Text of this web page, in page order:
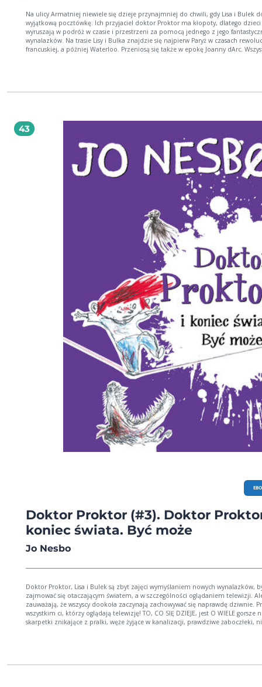
Na ulicy Armatniej niewiele się dzieje przynajmniej do chwili, gdy Lisa i Bulek dostają
wyjątkową pocztówkę. Ich przyjaciel doktor Proktor ma kłopoty, dlatego dzieci
wyruszają w podróż w czasie i przestrzeni za pomocą jednego z jego
wynalazków. Na trasie Lisy i Bulka znajdzie się najpierw Paryż w czasach
francuskiej, a później Waterloo. Przeniosą się także w epokę Joanny dArc.
43
Doktor Proktor (#3). Doktor
koniec świata. Być może
Jo Nesbo
Doktor Proktor, Lisa i Bulek są zbyt zajęci wymyślaniem nowych wynalazków,
zajmować się otaczającym światem, a w szczególności oglądaniem telewizji.
zauważają, że wszyscy dookoła zaczynają zachowywać się naprawdę dziwnie.
wszystkim ci, którzy oglądają telewizję! TO, CO SIĘ DZIEJE, jest O WIELE gorsze
skarpetki znikające z pralki, węże żyjące w kanalizacji, prawdziwe żaboczłeki,